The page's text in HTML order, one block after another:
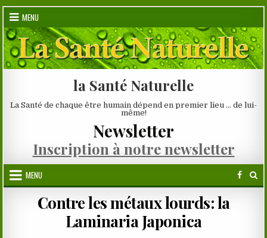
Skip
content
MENU
la Santé Naturelle
La Santé de chaque être humain dépend en premier lieu … de lui-
même!
Newsletter
Inscription à notre newsletter
MENU
Contre les métaux lourds: la
Laminaria Japonica